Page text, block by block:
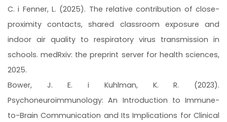
C. i Fenner, L. (2025). The relative contribution of close-
proximity contacts, shared classroom exposure and
indoor air quality to respiratory virus transmission in
schools. medRxiv: the preprint server for health sciences,
2025.
Bower, J. E. i Kuhlman, K. R. (2023).
Psychoneuroimmunology: An Introduction to Immune-
to-Brain Communication and Its Implications for Clinical